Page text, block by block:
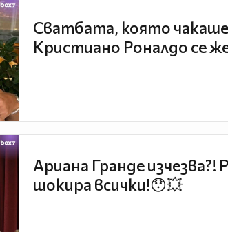
Сватбата, която
Кристиано Роналдо се
Ариана Гранде изчезва?!
шокира всички!😯💥